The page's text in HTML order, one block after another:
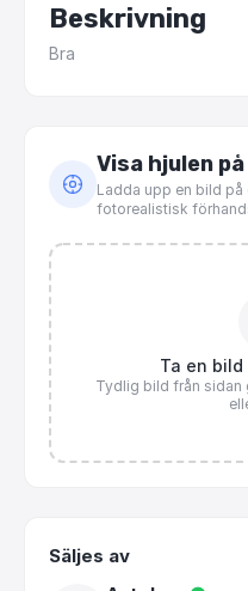
Beskrivning
Bra
Visa hjulen
Ladda upp en bild på
fotorealistisk
Ta en
Tydlig bild från sidan
Säljes av